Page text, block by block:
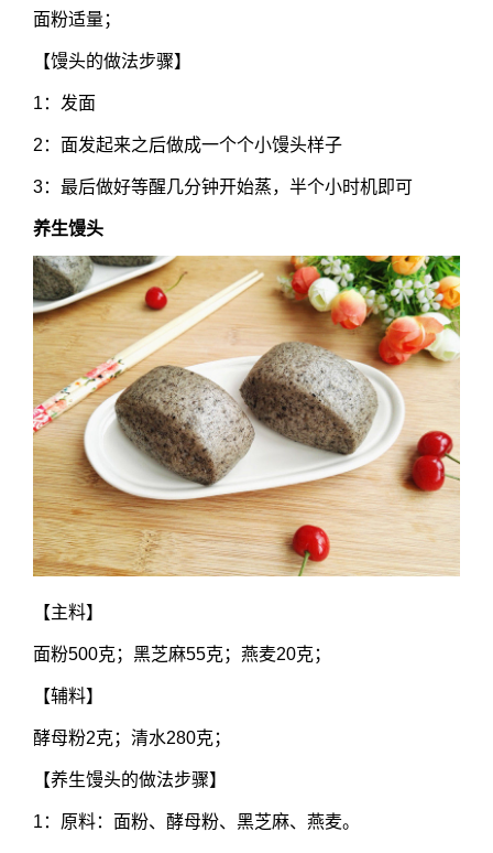
面粉适量；
【馒头的做法步骤】
1：发面
2：面发起来之后做成一个个小馒头样子
3：最后做好等醒几分钟开始蒸，半个小时机即可
养生馒头
【主料】
面粉500克；黑芝麻55克；燕麦20克；
【辅料】
酵母粉2克；清水280克；
【养生馒头的做法步骤】
1：原料：面粉、酵母粉、黑芝麻、燕麦。